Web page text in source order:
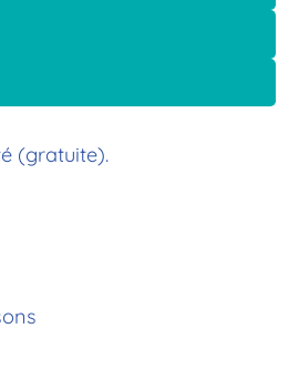
(gratuite).